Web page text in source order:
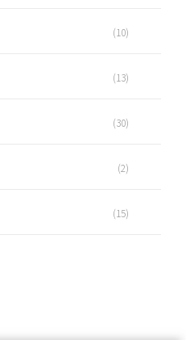
(10)
(13)
(30)
(2)
(15)